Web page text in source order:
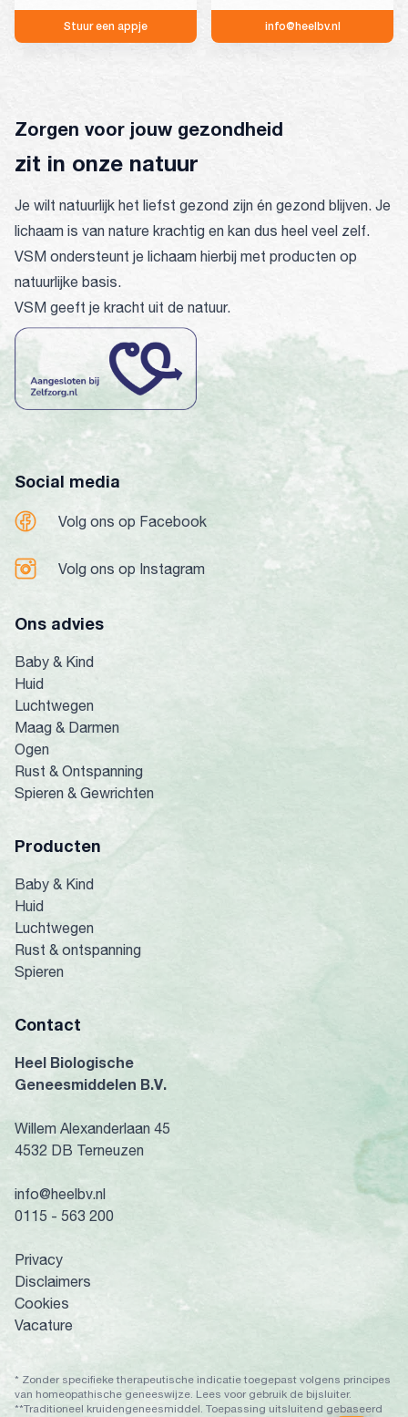
Stuur een appje info@heelbv.nl
Zorgen voor jouw gezondheid
zit in onze natuur
Je wilt natuurlijk het liefst gezond zijn én gezond blijven. Je
lichaam is van nature krachtig en kan dus heel veel zelf.
VSM ondersteunt je lichaam hierbij met producten op
natuurlijke basis.
VSM geeft je kracht uit de natuur.
Social media
Volg ons op Facebook
Volg ons op Instagram
Ons advies
Baby & Kind
Huid
Luchtwegen
Maag & Darmen
Ogen
Rust & Ontspanning
Spieren & Gewrichten
Producten
Baby & Kind
Huid
Luchtwegen
Rust & ontspanning
Spieren
Contact
Heel Biologische
Geneesmiddelen B.V.
Willem Alexanderlaan 45
4532 DB Terneuzen
info@heelbv.nl
0115 - 563 200
Privacy
Disclaimers
Cookies
Vacature
* Zonder specifieke therapeutische indicatie toegepast volgens principes
van homeopathische geneeswijze. Lees voor gebruik de bijsluiter.
**Traditioneel kruidengeneesmiddel. Toepassing uitsluitend gebaseerd